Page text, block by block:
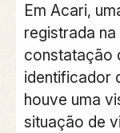
Em Acari,
registrada
constatação
identificador
houve uma
situação de